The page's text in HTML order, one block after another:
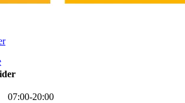
07:00-20:00